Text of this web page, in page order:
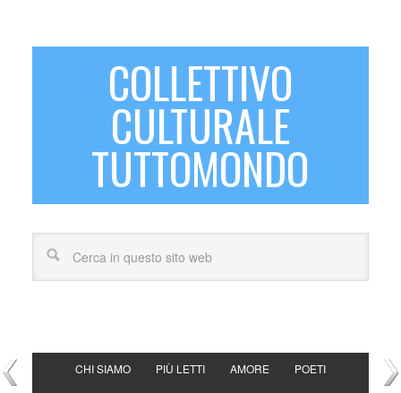
COLLETTIVO
CULTURALE
TUTTOMONDO
CHI SIAMO PIÙ LETTI AMORE POETI